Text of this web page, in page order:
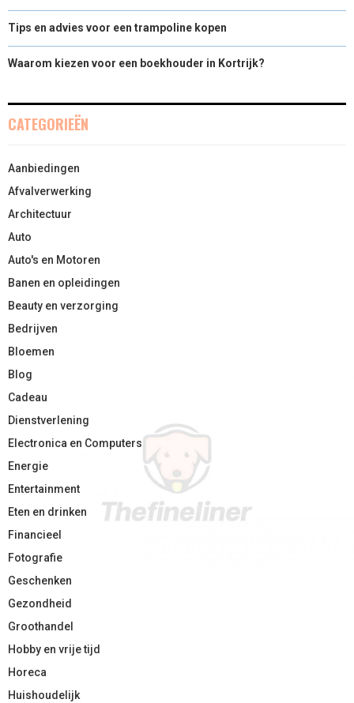
Tips en advies voor een trampoline kopen
Waarom kiezen voor een boekhouder in Kortrijk?
CATEGORIEËN
Aanbiedingen
Afvalverwerking
Architectuur
Auto
Auto's en Motoren
Banen en opleidingen
Beauty en verzorging
Bedrijven
Bloemen
Blog
Cadeau
Dienstverlening
Electronica en Computers
Energie
Entertainment
Eten en drinken
Financieel
Fotografie
Geschenken
Gezondheid
Groothandel
Hobby en vrije tijd
Horeca
Huishoudelijk